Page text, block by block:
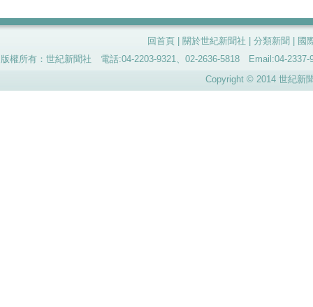
回首頁 關於世紀新聞社 分類新聞
國
版權所有：世紀新聞社 電話:04-2203-9321、02-2636-5818 Email:04-
Copyright © 2014 世紀新